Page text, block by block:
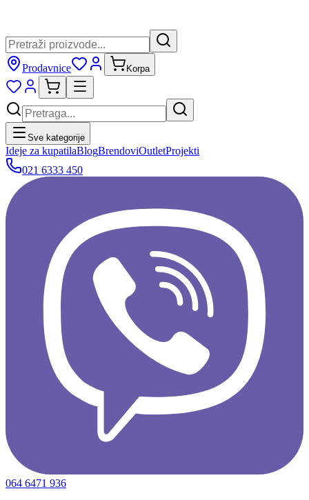
Prodavnice Korpa
Sve kategorije
Ideje za kupatilaBlogBrendoviOutletProjekti
021 6333 450
064 6471 936